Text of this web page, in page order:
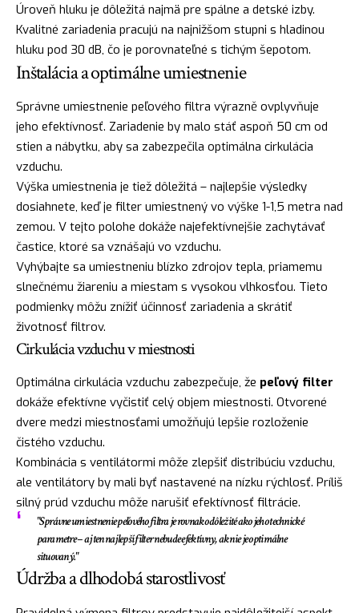
Úroveň hluku je dôležitá najmä pre spálne a detské izby.
Kvalitné zariadenia pracujú na najnižšom stupni s hladinou
hluku pod 30 dB, čo je porovnateľné s tichým šepotom.
Inštalácia a optimálne umiestnenie
Správne umiestnenie peľového filtra výrazně ovplyvňuje
jeho efektívnosť. Zariadenie by malo stáť aspoň 50 cm od
stien a nábytku, aby sa zabezpečila optimálna cirkulácia
vzduchu.
Výška umiestnenia je tiež dôležitá – najlepšie výsledky
dosiahnete, keď je filter umiestnený vo výške 1-1,5 metra nad
zemou. V tejto polohe dokáže najefektívnejšie zachytávať
častice, ktoré sa vznášajú vo vzduchu.
Vyhýbajte sa umiestneniu blízko zdrojov tepla, priamemu
slnečnému žiareniu a miestam s vysokou vlhkosťou. Tieto
podmienky môžu znížiť účinnosť zariadenia a skrátiť
životnosť filtrov.
Cirkulácia vzduchu v miestnosti
Optimálna cirkulácia vzduchu zabezpečuje, že peľový filter
dokáže efektívne vyčistiť celý objem miestnosti. Otvorené
dvere medzi miestnosťami umožňujú lepšie rozloženie
čistého vzduchu.
Kombinácia s ventilátormi môže zlepšiť distribúciu vzduchu,
ale ventilátory by mali byť nastavené na nízku rýchlosť. Príliš
silný prúd vzduchu môže narušiť efektívnosť filtrácie.
"Správne umiestnenie peľového filtra je rovnako dôležité ako jeho technické
parametre – aj ten najlepší filter nebude efektívny, ak nie je optimálne
situovaný."
Údržba a dlhodobá starostlivosť